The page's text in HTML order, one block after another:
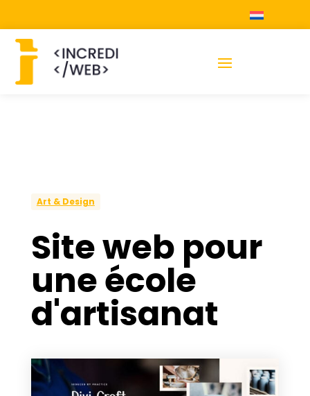
Art & Design
Site web pour
une école
d'artisanat